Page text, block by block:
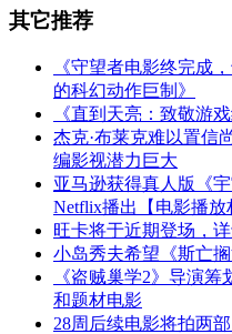
其它推荐
《守望者电影终完成
的科幻动作巨制》
《直到天亮：致敬游
杰克·布莱克难以置信
编影视潜力巨大
亚马逊获得真人版《
Netflix播出【电影播放
旺卡将于近期登场，
小岛秀夫希望《斯亡
《盗贼巢学2》导演
和题材电影
28周后续电影将拍两